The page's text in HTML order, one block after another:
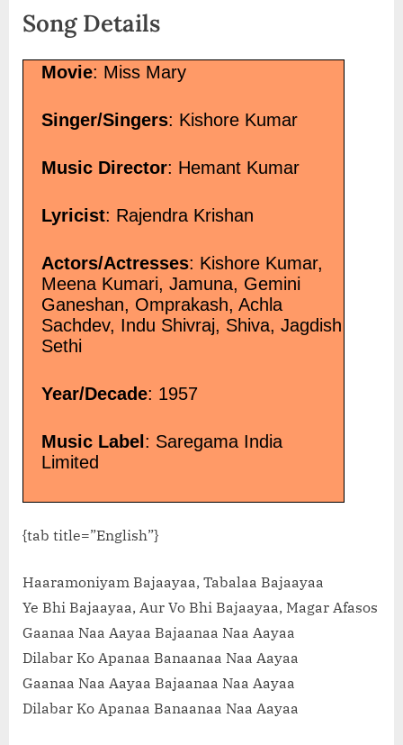
Song Details
Movie: Miss Mary
Singer/Singers: Kishore Kumar
Music Director: Hemant Kumar
Lyricist: Rajendra Krishan
Actors/Actresses: Kishore Kumar,
Meena Kumari, Jamuna, Gemini
Ganeshan, Omprakash, Achla
Sachdev, Indu Shivraj, Shiva, Jagdish
Sethi
Year/Decade: 1957
Music Label : Saregama India
Limited
{tab title=”English”}
Haaramoniyam Bajaayaa, Tabalaa Bajaayaa
Ye Bhi Bajaayaa, Aur Vo Bhi Bajaayaa, Magar Afasos
Gaanaa Naa Aayaa Bajaanaa Naa Aayaa
Dilabar Ko Apanaa Banaanaa Naa Aayaa
Gaanaa Naa Aayaa Bajaanaa Naa Aayaa
Dilabar Ko Apanaa Banaanaa Naa Aayaa